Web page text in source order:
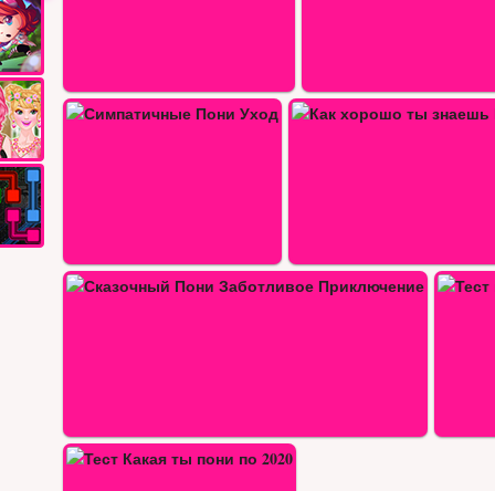
Как хорошо ты знаешь ПОНИ Стильная одежда для Пони
Тест кто ты из карманных пони my…